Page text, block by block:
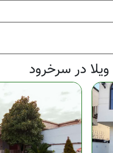
در سرخرود